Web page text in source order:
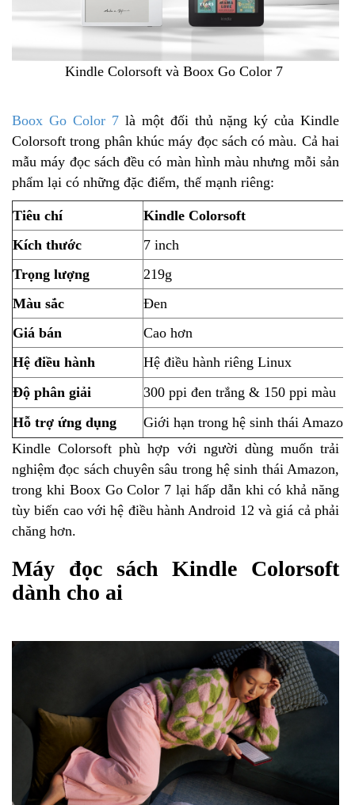
Kindle Colorsoft và Boox Go Color 7
Boox Go Color 7 là một đối thủ nặng ký của Kindle
Colorsoft trong phân khúc máy đọc sách có màu. Cả hai
mẫu máy đọc sách đều có màn hình màu nhưng mỗi sản
phẩm lại có những đặc điểm, thế mạnh riêng:
Tiêu chí
Kindle Colorsoft
Kích thước
7 inch
Trọng lượng
219g
Màu sắc
Đen
Giá bán
Cao hơn
Hệ điều hành
Hệ điều hành riêng Linux
Độ phân giải
300 ppi đen trắng & 150 ppi màu
Hỗ trợ ứng dụng
Giới hạn trong hệ sinh thái Amazon
Kindle Colorsoft phù hợp với người dùng muốn trải
nghiệm đọc sách chuyên sâu trong hệ sinh thái Amazon,
trong khi Boox Go Color 7 lại hấp dẫn khi có khả năng
tùy biến cao với hệ điều hành Android 12 và giá cả phải
chăng hơn.
Máy đọc sách Kindle Colorsoft
dành cho ai